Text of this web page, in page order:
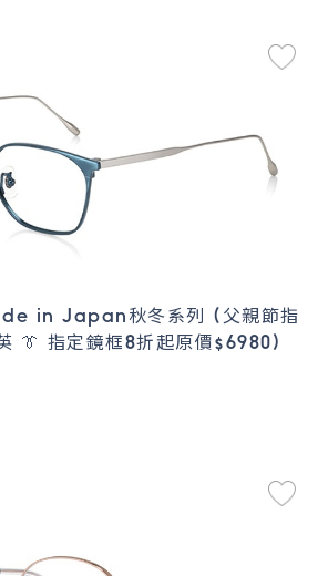
in Japan秋冬系列 (父親節指
👔 指定鏡框8折起原價$6980)